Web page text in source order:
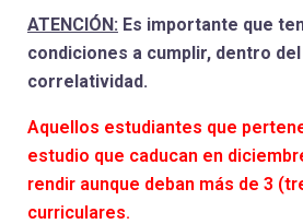
ATENCIÓN: Es importante que
condiciones a cumplir, dentro
correlatividad.
Aquellos estudiantes que
estudio que caducan en
rendir aunque deban más de 3
curriculares.